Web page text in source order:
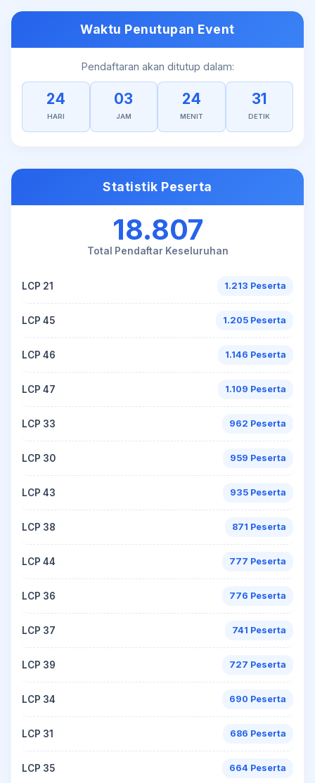
Waktu Penutupan Event
Pendaftaran akan ditutup dalam:
24
HARI
03
JAM
24
MENIT
31
DETIK
Statistik Peserta
18.807
Total Pendaftar Keseluruhan
LCP 21 1.213 Peserta
LCP 45 1.205 Peserta
LCP 46 1.146 Peserta
LCP 47 1.109 Peserta
LCP 33 962 Peserta
LCP 30 959 Peserta
LCP 43 935 Peserta
LCP 38 871 Peserta
LCP 44 777 Peserta
LCP 36 776 Peserta
LCP 37 741 Peserta
LCP 39 727 Peserta
LCP 34 690 Peserta
LCP 31 686 Peserta
LCP 35 664 Peserta